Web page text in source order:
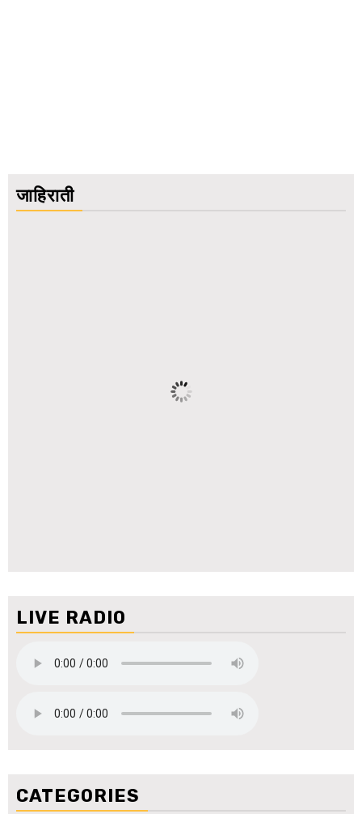
जाहिराती
LIVE RADIO
CATEGORIES